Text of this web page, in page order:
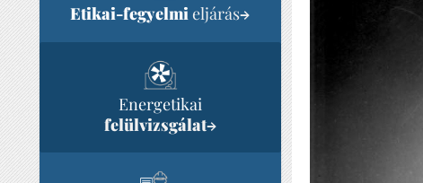
Etikai-fegyelmieljárás→
Energetikai
felülvizsgálat→